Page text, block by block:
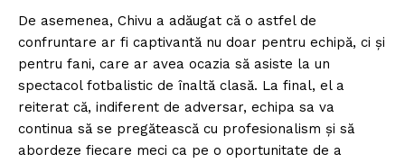
De asemenea, Chivu a adăugat că o astfel de
confruntare ar fi captivantă nu doar pentru echipă, ci și
pentru fani, care ar avea ocazia să asiste la un
spectacol fotbalistic de înaltă clasă. La final, el a
reiterat că, indiferent de adversar, echipa sa va
continua să se pregătească cu profesionalism și să
abordeze fiecare meci ca pe o oportunitate de a